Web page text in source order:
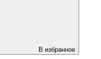
В избранное